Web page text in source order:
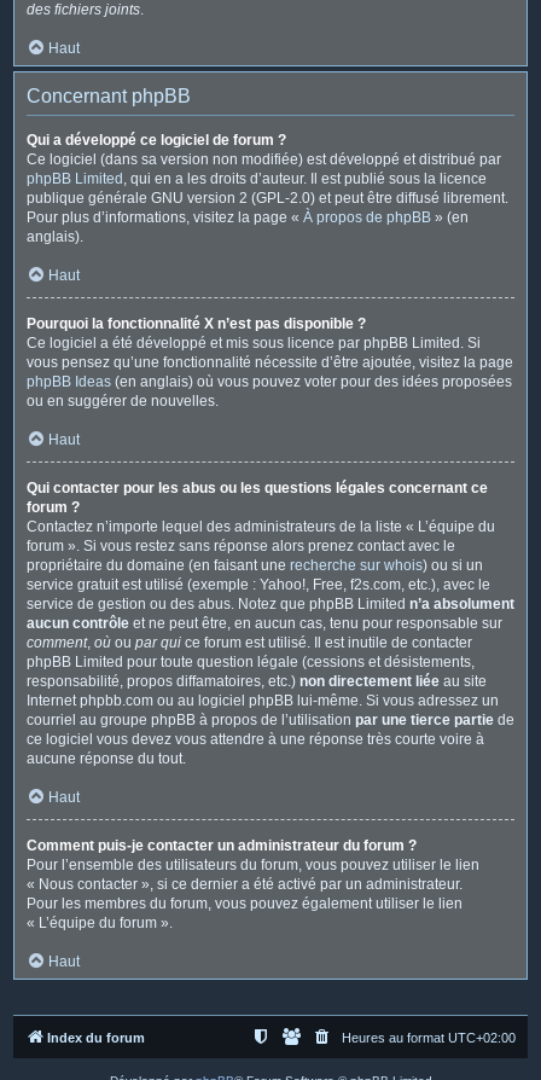
des fichiers joints.
Haut
Concernant phpBB
Qui a développé ce logiciel de forum ?
Ce logiciel (dans sa version non modifiée) est développé et distribué par
phpBB Limited , qui en a les droits d’auteur. Il est publié sous la licence
publique générale GNU version 2 (GPL-2.0) et peut être diffusé librement.
Pour plus d’informations, visitez la page « À propos de phpBB » (en
anglais).
Haut
Pourquoi la fonctionnalité X n’est pas disponible ?
Ce logiciel a été développé et mis sous licence par phpBB Limited. Si
vous pensez qu’une fonctionnalité nécessite d’être ajoutée, visitez la page
phpBB Ideas (en anglais) où vous pouvez voter pour des idées proposées
ou en suggérer de nouvelles.
Haut
Qui contacter pour les abus ou les questions légales concernant ce
forum ?
Contactez n’importe lequel des administrateurs de la liste « L’équipe du
forum ». Si vous restez sans réponse alors prenez contact avec le
propriétaire du domaine (en faisant une recherche sur whois) ou si un
service gratuit est utilisé (exemple : Yahoo!, Free, f2s.com, etc.), avec le
service de gestion ou des abus. Notez que phpBB Limited n’a absolument
aucun contrôle et ne peut être, en aucun cas, tenu pour responsable sur
comment, où ou par qui ce forum est utilisé. Il est inutile de contacter
phpBB Limited pour toute question légale (cessions et désistements,
responsabilité, propos diffamatoires, etc.) non directement liée au site
Internet phpbb.com ou au logiciel phpBB lui-même. Si vous adressez un
courriel au groupe phpBB à propos de l’utilisation par une tierce partie de
ce logiciel vous devez vous attendre à une réponse très courte voire à
aucune réponse du tout.
Haut
Comment puis-je contacter un administrateur du forum ?
Pour l’ensemble des utilisateurs du forum, vous pouvez utiliser le lien
« Nous contacter », si ce dernier a été activé par un administrateur.
Pour les membres du forum, vous pouvez également utiliser le lien
« L’équipe du forum ».
Haut
Index du forum Heures au format UTC+02:00